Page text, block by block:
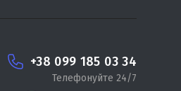
+38 099 185 03 34
Телефонуйте 24/7